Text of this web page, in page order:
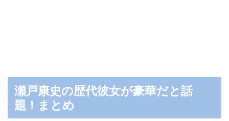
瀬戸康史の歴代彼女が豪華だと話
題！まとめ